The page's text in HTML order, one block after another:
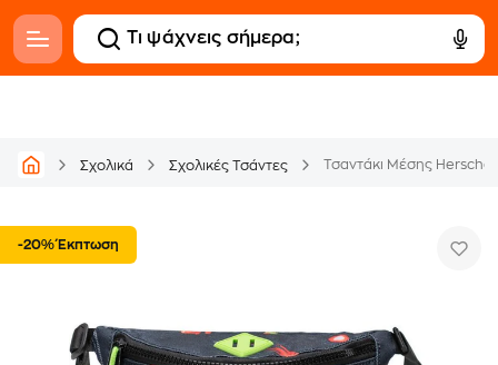
Σχολικά Σχολικές Τσάντες Τσαντάκι Μέσης
-20% Έκπτωση